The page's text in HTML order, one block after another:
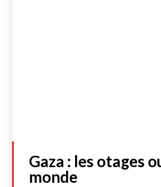
Gaza : les otages
monde